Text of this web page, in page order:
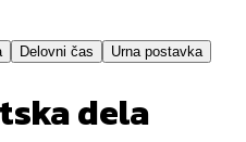
Delovni čas Urna postavka
dela